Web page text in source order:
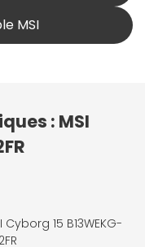
MSI
: MSI
Cyborg 15 B13WEKG-